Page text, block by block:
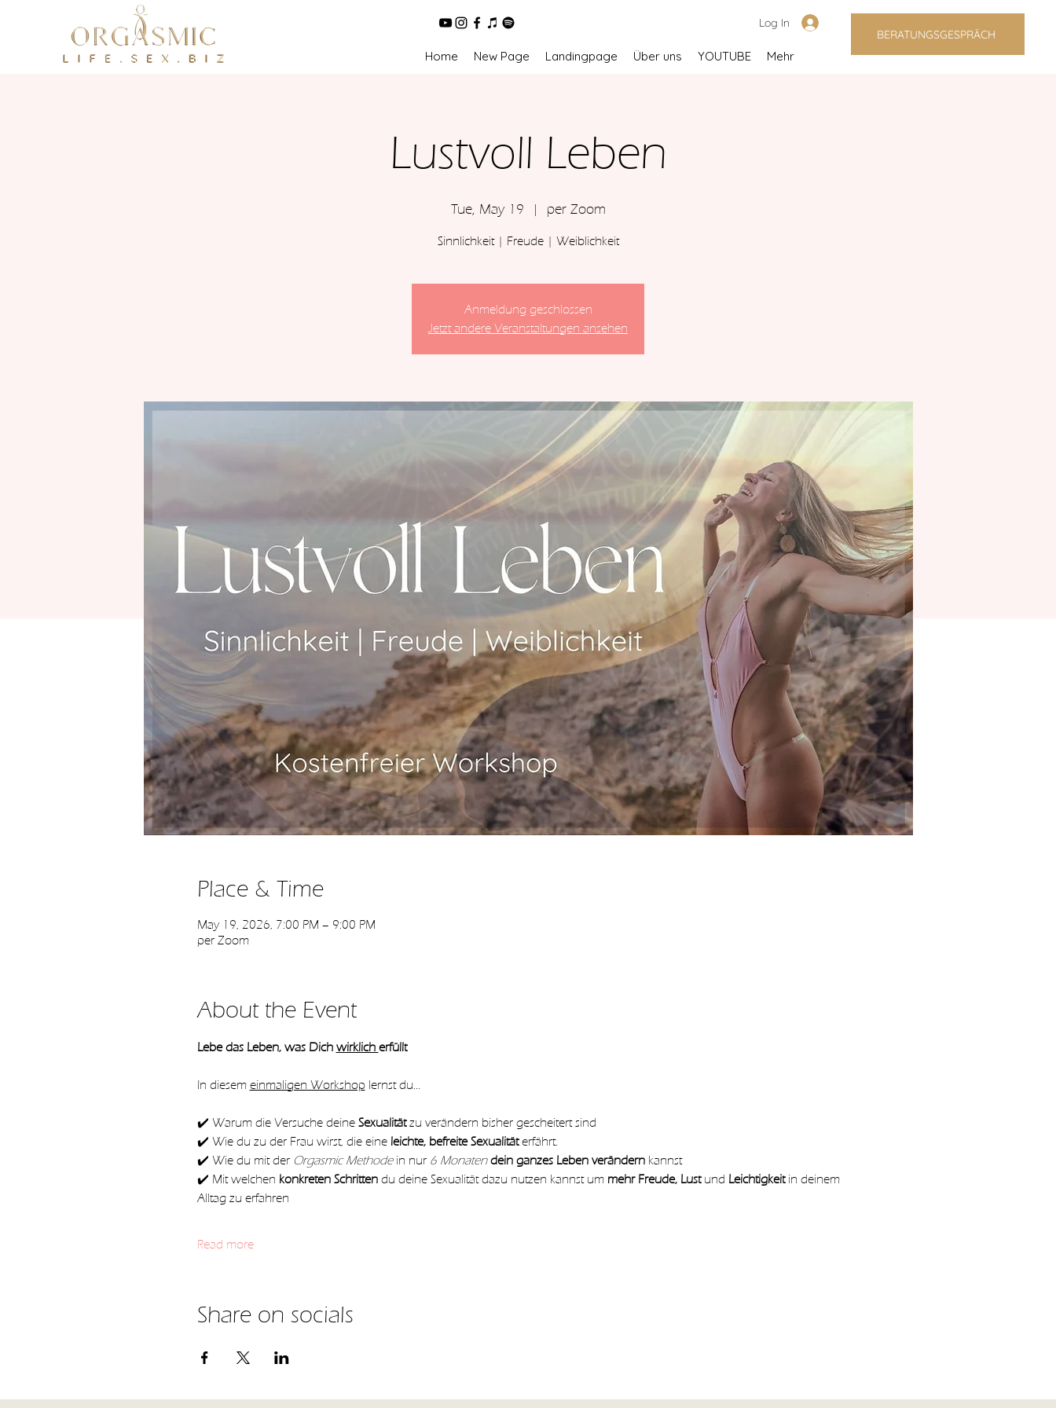
Log In
Home New Page Landingpage Über uns YOUTUBE Mehr
BERATUNGSGESPRÄCH
Lustvoll Leben
Tue, May 19
  |
per Zoom
Sinnlichkeit | Freude | Weiblichkeit
Anmeldung geschlossen
Jetzt andere Veranstaltungen ansehen
Place & Time
May 19, 2026, 7:00 PM – 9:00 PM
per Zoom
About the Event
Lebe das Leben, was Dich wirklich erfüllt
In diesem einmaligen Workshop lernst du…
✔️ Warum die Versuche deine Sexualität zu verändern bisher gescheitert sind
✔️ Wie du zu der Frau wirst, die eine leichte, befreite Sexualität erfährt.
✔️ Wie du mit der Orgasmic Methode in nur 6 Monaten dein ganzes Leben verändern kannst
✔️ Mit welchen konkreten Schritten du deine Sexualität dazu nutzen kannst um mehr Freude, Lust und Leichtigkeit in deinem
Alltag zu erfahren
Read more
Share on socials